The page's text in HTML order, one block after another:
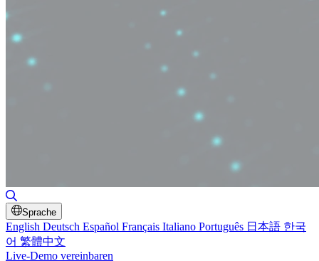
Sprache
English Deutsch Español Français Italiano Português 日本語 한국
어 繁體中文
Live-Demo vereinbaren